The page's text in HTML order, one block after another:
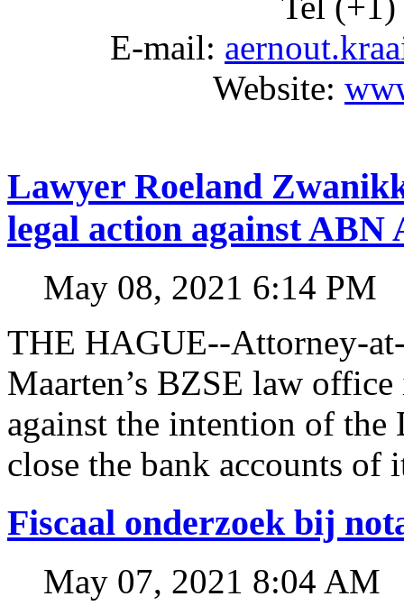
E-mail:
Website:
Lawyer Roeland
legal action against
May 08, 2021 6:14 PM
THE HAGUE--Attorney-
Maarten’s BZSE law
against the intention of
close the bank accounts of
Fiscaal onderzoek bij
May 07, 2021 8:04 AM